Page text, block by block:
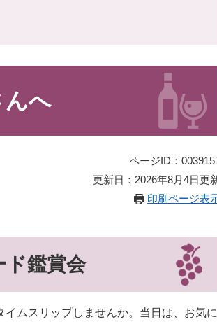
んへ
ページID：
更新日：2026年8月4日更
印刷ページ表
ド鑑賞会
ムスリップしませんか。当日は、お気に